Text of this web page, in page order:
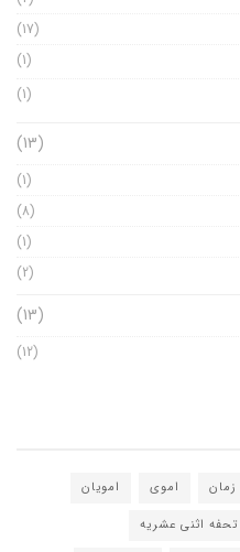
(17)
(1)
(1)
(13)
(1)
(8)
(1)
(2)
(13)
(12)
زمان اموی
امویان
تحفه اثنی عشریه